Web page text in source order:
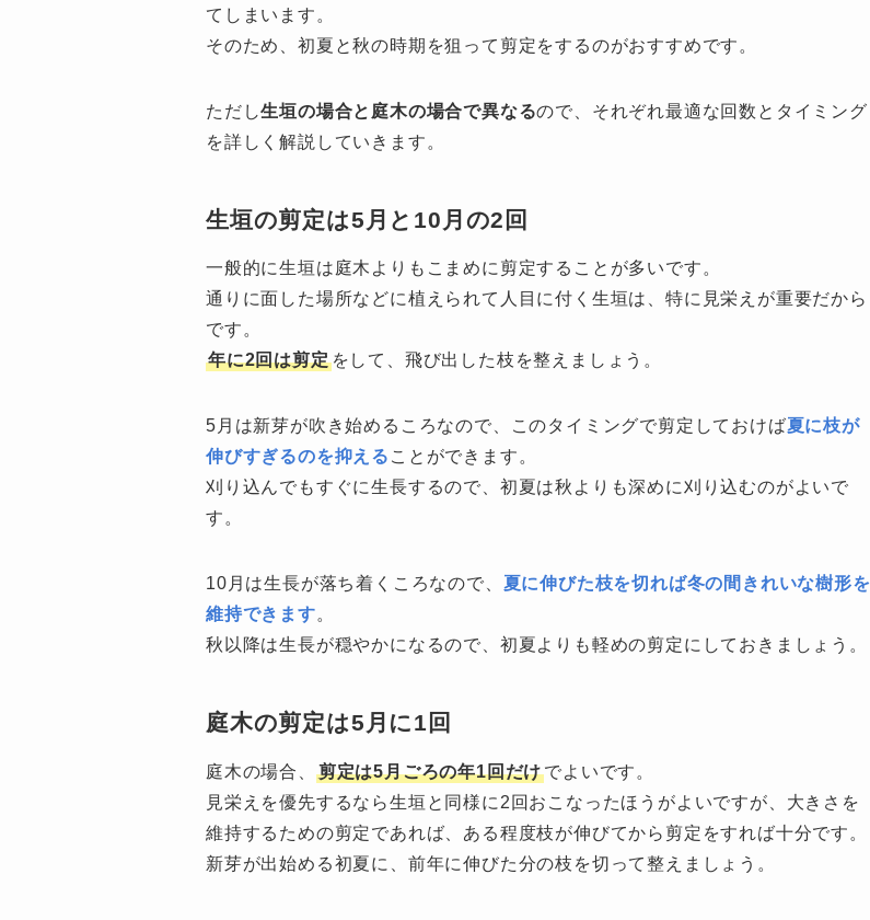
てしまいます。
そのため、初夏と秋の時期を狙って剪定をするのがおすすめです。
ただし生垣の場合と庭木の場合で異なるので、それぞれ最適な回数とタイミング
を詳しく解説していきます。
生垣の剪定は5月と10月の2回
一般的に生垣は庭木よりもこまめに剪定することが多いです。
通りに面した場所などに植えられて人目に付く生垣は、特に見栄えが重要だから
です。
年に2回は剪定をして、飛び出した枝を整えましょう。
5月は新芽が吹き始めるころなので、このタイミングで剪定しておけば夏に枝が
伸びすぎるのを抑える ことができます。
刈り込んでもすぐに生長するので、初夏は秋よりも深めに刈り込むのがよいで
す。
10月は生長が落ち着くころなので、 夏に伸びた枝を切れば冬の間きれいな樹形を
維持できます。
秋以降は生長が穏やかになるので、初夏よりも軽めの剪定にしておきましょう。
庭木の剪定は5月に1回
庭木の場合、 剪定は5月ごろの年1回だけでよいです。
見栄えを優先するなら生垣と同様に2回おこなったほうがよいですが、大きさを
維持するための剪定であれば、ある程度枝が伸びてから剪定をすれば十分です。
新芽が出始める初夏に、前年に伸びた分の枝を切って整えましょう。